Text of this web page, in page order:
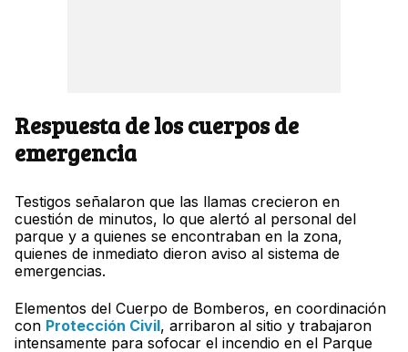
Respuesta de los cuerpos de
emergencia
Testigos señalaron que las llamas crecieron en
cuestión de minutos, lo que alertó al personal del
parque y a quienes se encontraban en la zona,
quienes de inmediato dieron aviso al sistema de
emergencias.
Elementos del Cuerpo de Bomberos, en coordinación
con Protección Civil, arribaron al sitio y trabajaron
intensamente para sofocar el incendio en el Parque